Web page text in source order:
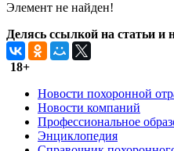
Элемент не найден!
Делясь ссылкой на статьи и
18+
Новости похоронной
Новости компаний
Профессиональное
Энциклопедия